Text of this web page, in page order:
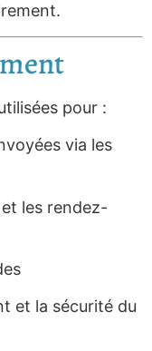
pour :
via les
les rendez-
et la sécurité du